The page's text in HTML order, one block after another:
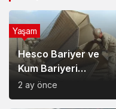
Hesco Bariyer ve
Kum Bariyeri
Çözümlerinin
Sağladığı Avantajlar
2 ay önce
Yaşam